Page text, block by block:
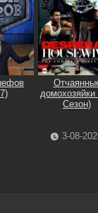
домохозяйки
Сезон)
3-08-